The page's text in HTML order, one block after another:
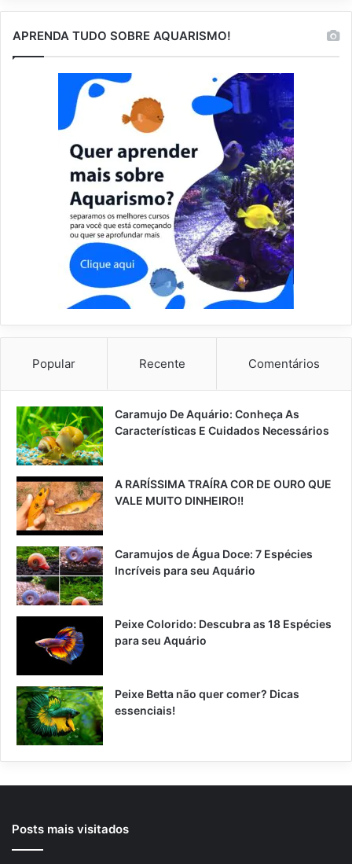
APRENDA TUDO SOBRE AQUARISMO!
Popular Recente Comentários
Caramujo De Aquário: Conheça As
Características E Cuidados Necessários
A RARÍSSIMA TRAÍRA COR DE OURO QUE
VALE MUITO DINHEIRO!!
Caramujos de Água Doce: 7 Espécies
Incríveis para seu Aquário
Peixe Colorido: Descubra as 18 Espécies
para seu Aquário
Peixe Betta não quer comer? Dicas
essenciais!
Posts mais visitados